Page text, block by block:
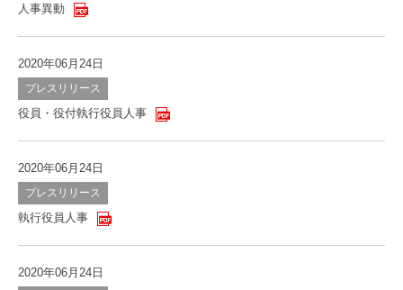
人事異動
2020年06月24日
プレスリリース
役員・役付執行役員人事
2020年06月24日
プレスリリース
執行役員人事
2020年06月24日